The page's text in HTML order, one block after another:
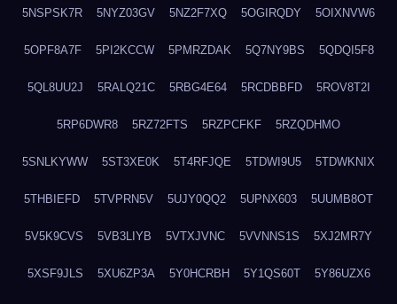
5NSPSK7R 5NYZ03GV 5NZ2F7XQ 5OGIRQDY 5OIXNVW6
5OPF8A7F 5PI2KCCW 5PMRZDAK 5Q7NY9BS 5QDQI5F8
5QL8UU2J 5RALQ21C 5RBG4E64 5RCDBBFD 5ROV8T2I
5RP6DWR8 5RZ72FTS 5RZPCFKF 5RZQDHMO
5SNLKYWW 5ST3XE0K 5T4RFJQE 5TDWI9U5 5TDWKNIX
5THBIEFD 5TVPRN5V 5UJY0QQ2 5UPNX603 5UUMB8OT
5V5K9CVS 5VB3LIYB 5VTXJVNC 5VVNNS1S 5XJ2MR7Y
5XSF9JLS 5XU6ZP3A 5Y0HCRBH 5Y1QS60T 5Y86UZX6